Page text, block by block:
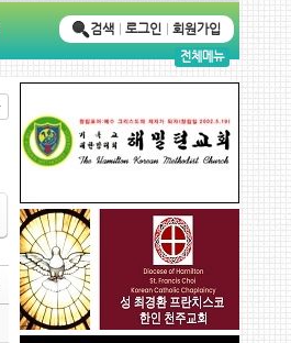
검색 로그인 회원가입
전체메뉴